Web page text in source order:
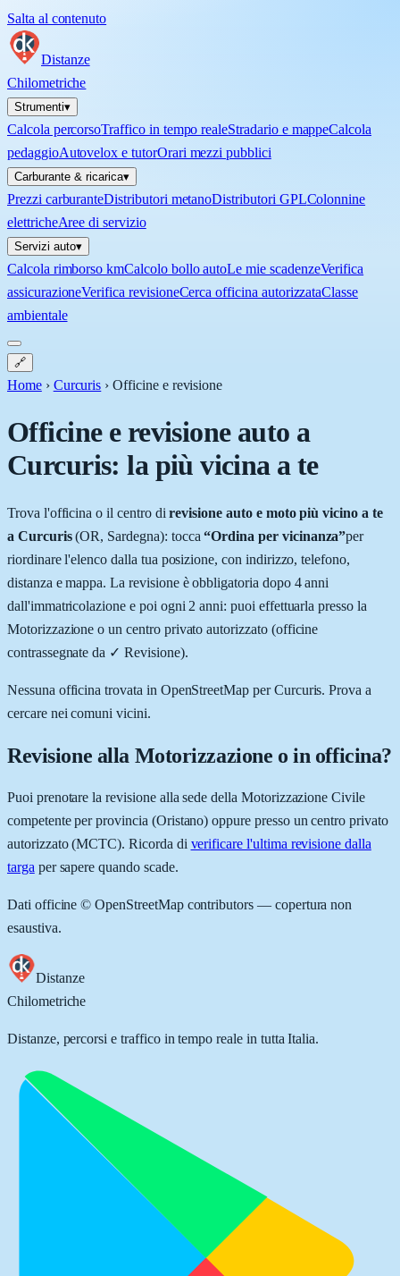
Salta al contenuto
Distanze
Chilometriche
Strumenti▾
Calcola percorsoTraffico in tempo realeStradario e mappeCalcola
pedaggioAutovelox e tutorOrari mezzi pubblici
Carburante & ricarica▾
Prezzi carburanteDistributori metanoDistributori GPLColonnine
elettricheAree di servizio
Servizi auto▾
Calcola rimborso kmCalcolo bollo autoLe mie scadenzeVerifica
assicurazioneVerifica revisioneCerca officina autorizzataClasse
ambientale
🔗
Home› Curcuris › Officine e revisione
Officine e revisione auto a
Curcuris: la più vicina a te
Trova l'officina o il centro di revisione auto e moto più vicino a te
a Curcuris(OR, Sardegna): tocca“Ordina per vicinanza”per
riordinare l'elenco dalla tua posizione, con indirizzo, telefono,
distanza e mappa. La revisione è obbligatoria dopo 4 anni
dall'immatricolazione e poi ogni 2 anni: puoi effettuarla presso la
Motorizzazione o un centro privato autorizzato (officine
contrassegnate da ✓ Revisione).
Nessuna officina trovata in OpenStreetMap perCurcuris. Prova a
cercare nei comuni vicini.
Revisione alla Motorizzazione o in officina?
Puoi prenotare la revisione alla sede della Motorizzazione Civile
competente per provincia (Oristano) oppure presso un centro privato
autorizzato (MCTC). Ricorda di verificare l'ultima revisione dalla
targa per sapere quando scade.
Dati officine © OpenStreetMap contributors — copertura non
esaustiva.
Distanze
Chilometriche
Distanze, percorsi e traffico in tempo reale in tutta Italia.